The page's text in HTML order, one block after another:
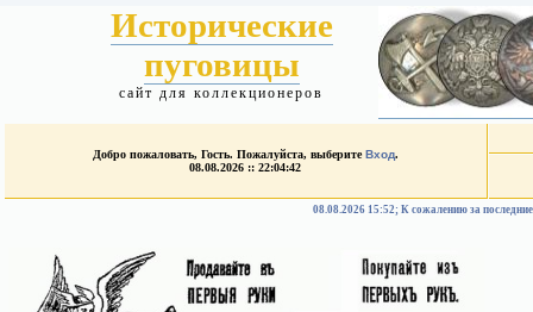
Исторические
пуговицы
сайт для коллекционеров
Добро пожаловать, Гость. Пожалуйста, выберитеВход.
08.08.2026 :: 22:04:42
08.08.2026 15:52; К сожалению за